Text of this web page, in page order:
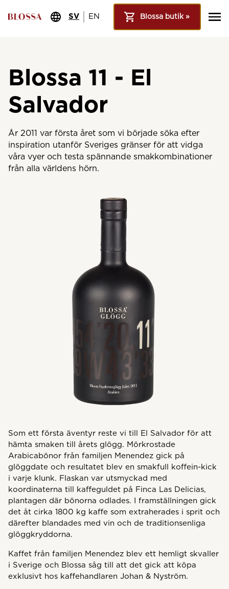
SV EN Blossa butik »
Blossa 11 - El
Salvador
År 2011 var första året som vi började söka efter
inspiration utanför Sveriges gränser för att vidga
våra vyer och testa spännande smakkombinationer
från alla världens hörn.
Som ett första äventyr reste vi till El Salvador för att
hämta smaken till årets glögg. Mörkrostade
Arabicabönor från familjen Menendez gick på
glöggdate och resultatet blev en smakfull koffein-kick
i varje klunk. Flaskan var utsmyckad med
koordinaterna till kaffeguldet på Finca Las Delicias,
plantagen där bönorna odlades. I framställningen gick
det åt cirka 1800 kg kaffe som extraherades i sprit och
därefter blandades med vin och de traditionsenliga
glöggkryddorna.
Kaffet från familjen Menendez blev ett hemligt skvaller
i Sverige och Blossa såg till att det gick att köpa
exklusivt hos kaffehandlaren Johan & Nyström.